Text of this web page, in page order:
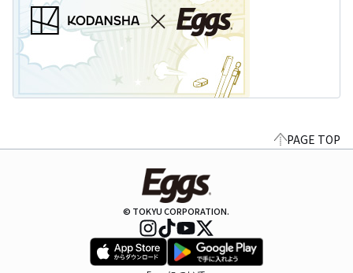
PAGE TOP
© TOKYU CORPORATION.